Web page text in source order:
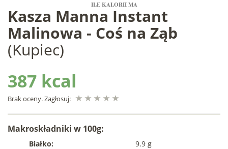
ILE KALORII MA
Kasza Manna Instant
Malinowa - Coś na Ząb
(Kupiec)
387 kcal
Brak oceny. Zagłosuj:
Makroskładniki w 100g:
Białko:
9.9 g